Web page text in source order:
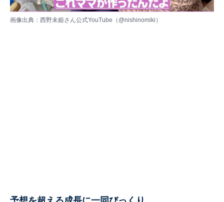
画像出典：西野未姫さん公式YouTube（ @nishinomiki ）